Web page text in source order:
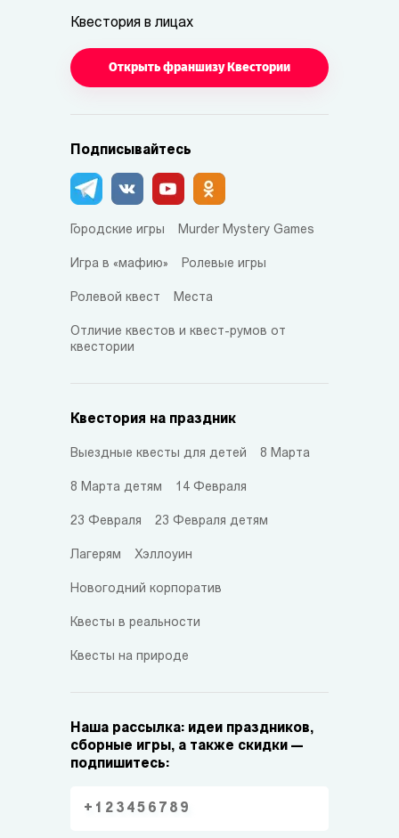
Квестория в лицах
Открыть франшизу Квестории
Подписывайтесь
Городские игры Murder Mystery Games
Игра в «мафию» Ролевые игры
Ролевой квест Места
Отличие квестов и квест-румов от
квестории
Квестория на праздник
Выездные квесты для детей 8 Марта
8 Марта детям 14 Февраля
23 Февраля 23 Февраля детям
Лагерям Хэллоуин
Новогодний корпоратив
Квесты в реальности
Квесты на природе
Наша рассылка: идеи праздников,
сборные игры, а также скидки —
подпишитесь: